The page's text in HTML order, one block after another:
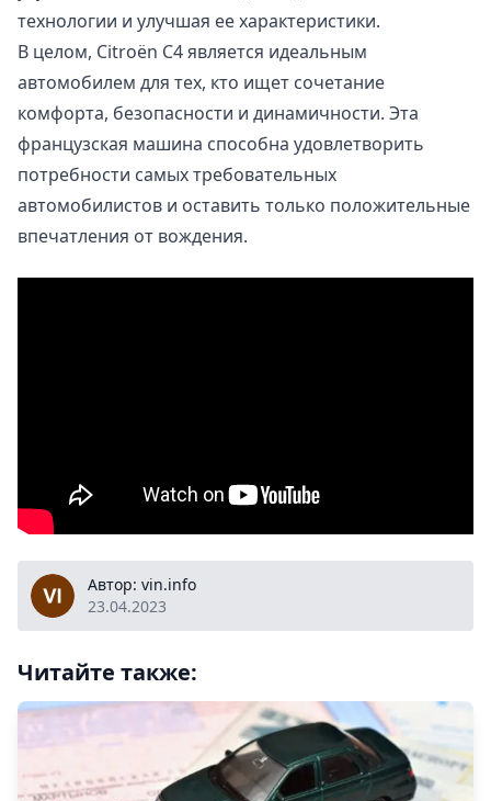
технологии и улучшая ее характеристики.
В целом, Citroën С4 является идеальным
автомобилем для тех, кто ищет сочетание
комфорта, безопасности и динамичности. Эта
французская машина способна удовлетворить
потребности самых требовательных
автомобилистов и оставить только положительные
впечатления от вождения.
vin.infoАвтор: vin.info
23.04.2023
Читайте также: